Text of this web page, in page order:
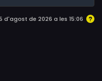
de 2026 a les 15:06